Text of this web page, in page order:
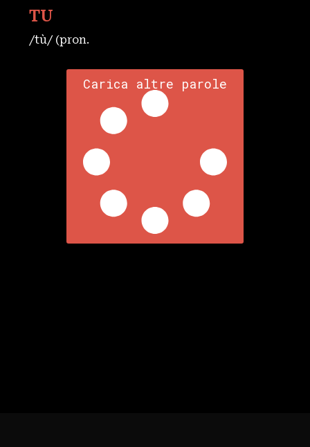
TU
/tù/ (pron.
Carica altre parole